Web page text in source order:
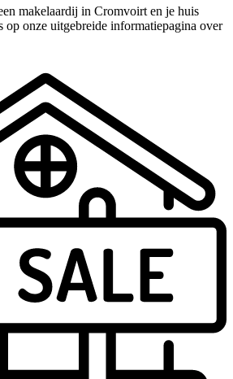
makelaardij in Cromvoirt en je huis
op onze uitgebreide informatiepagina over